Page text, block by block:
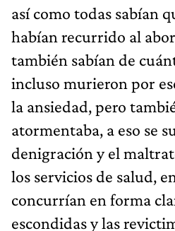
así como todas sabían
habían recurrido al
también sabían de
incluso murieron por
la ansiedad, pero
atormentaba, a eso se
denigración y el
los servicios de salud,
concurrían en forma
escondidas y las